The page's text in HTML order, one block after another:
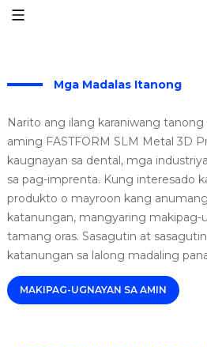
Mga Madalas Itanong
Narito ang ilang karaniwang
aming FASTFORM SLM Metal 3D
kaugnayan sa dental, mga
sa pag-imprenta. Kung interesado
produkto o mayroon kang
katanungan, mangyaring makipag-
tamang oras. Sasagutin at
katanungan sa lalong madaling
MAKIPAG-UGNAYAN SA AMIN